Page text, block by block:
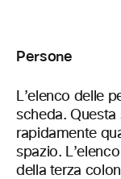
Persone
L’elenco delle
scheda. Questa
rapidamente
spazio.
della terza